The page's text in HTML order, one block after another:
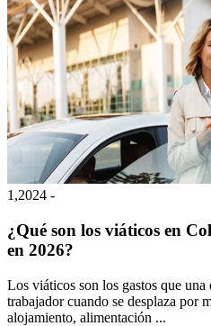
1,2024 -
¿Qué son los viáticos en
en 2026?
Los viáticos son los gastos que una
trabajador cuando se desplaza por
alojamiento, alimentación ...